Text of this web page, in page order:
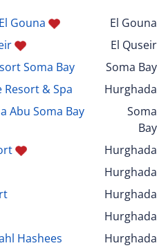
Gouna
El Gouna
El Quseir
Soma Bay
Soma Bay
Resort & Spa
Hurghada
Abu Soma Bay
Soma
Bay
Hurghada
Hurghada
Hurghada
Hurghada
Hashees
Hurghada